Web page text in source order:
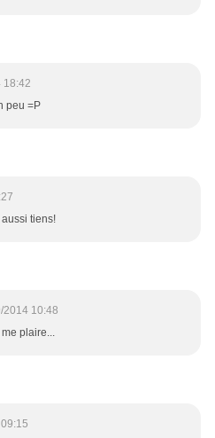
18:42
peu =P
tiens!
2014 10:48
plaire...